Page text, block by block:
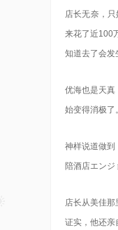
店长无奈，
来花了近100
知道去了会发
优海也是天真
始变得消极了
神样说道做到
陪酒店エン
店长从美佳
证实，他还亲